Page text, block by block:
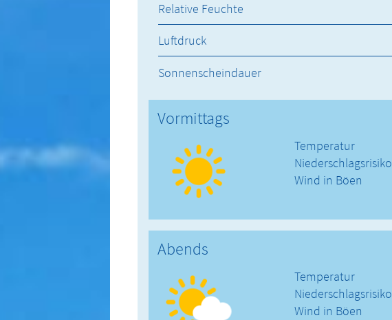
Relative Feuchte
Luftdruck
Sonnenscheindauer
Vormittags
Temperatur
Niederschlagsrisiko
Wind in Böen
Abends
Temperatur
Niederschlagsrisiko
Wind in Böen